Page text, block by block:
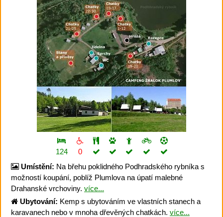
124
0
Umístění: Na břehu poklidného Podhradského rybníka s
možností koupání, poblíž Plumlova na úpatí malebné
Drahanské vrchoviny. více...
Ubytování: Kemp s ubytováním ve vlastních stanech a
karavanech nebo v mnoha dřevěných chatkách. více...